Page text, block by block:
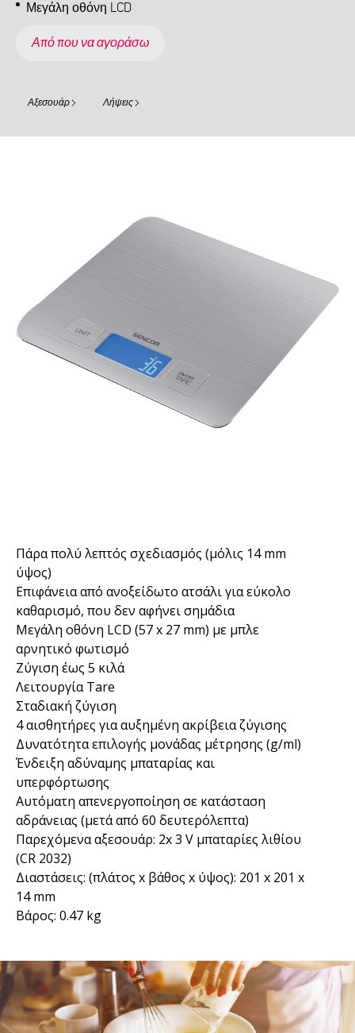
Μεγάλη οθόνη LCD
Από που να αγοράσω
Αξεσουάρ Λήψεις
Πάρα πολύ λεπτός σχεδιασμός (μόλις 14 mm
ύψος)
Επιφάνεια από ανοξείδωτο ατσάλι για εύκολο
καθαρισμό, που δεν αφήνει σημάδια
Μεγάλη οθόνη LCD (57 x 27 mm) με μπλε
αρνητικό φωτισμό
Ζύγιση έως 5 κιλά
Λειτουργία Tare
Σταδιακή ζύγιση
4 αισθητήρες για αυξημένη ακρίβεια ζύγισης
Δυνατότητα επιλογής μονάδας μέτρησης (g/ml)
Ένδειξη αδύναμης μπαταρίας και
υπερφόρτωσης
Αυτόματη απενεργοποίηση σε κατάσταση
αδράνειας (μετά από 60 δευτερόλεπτα)
Παρεχόμενα αξεσουάρ: 2x 3 V μπαταρίες λιθίου
(CR 2032)
Διαστάσεις: (πλάτος x βάθος x ύψος): 201 x 201 x
14 mm
Βάρος: 0.47 kg